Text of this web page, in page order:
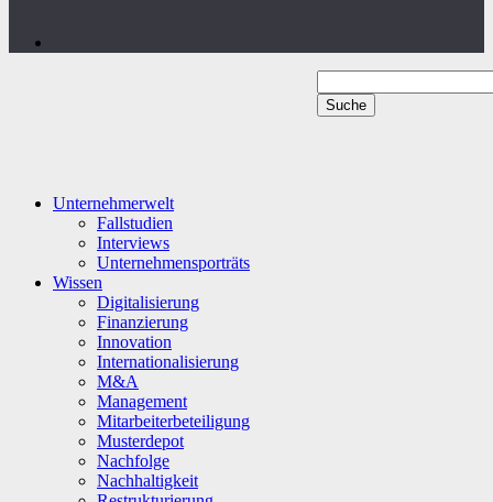
Unternehmerwelt
Fallstudien
Interviews
Unternehmensporträts
Wissen
Digitalisierung
Finanzierung
Innovation
Internationalisierung
M&A
Management
Mitarbeiterbeteiligung
Musterdepot
Nachfolge
Nachhaltigkeit